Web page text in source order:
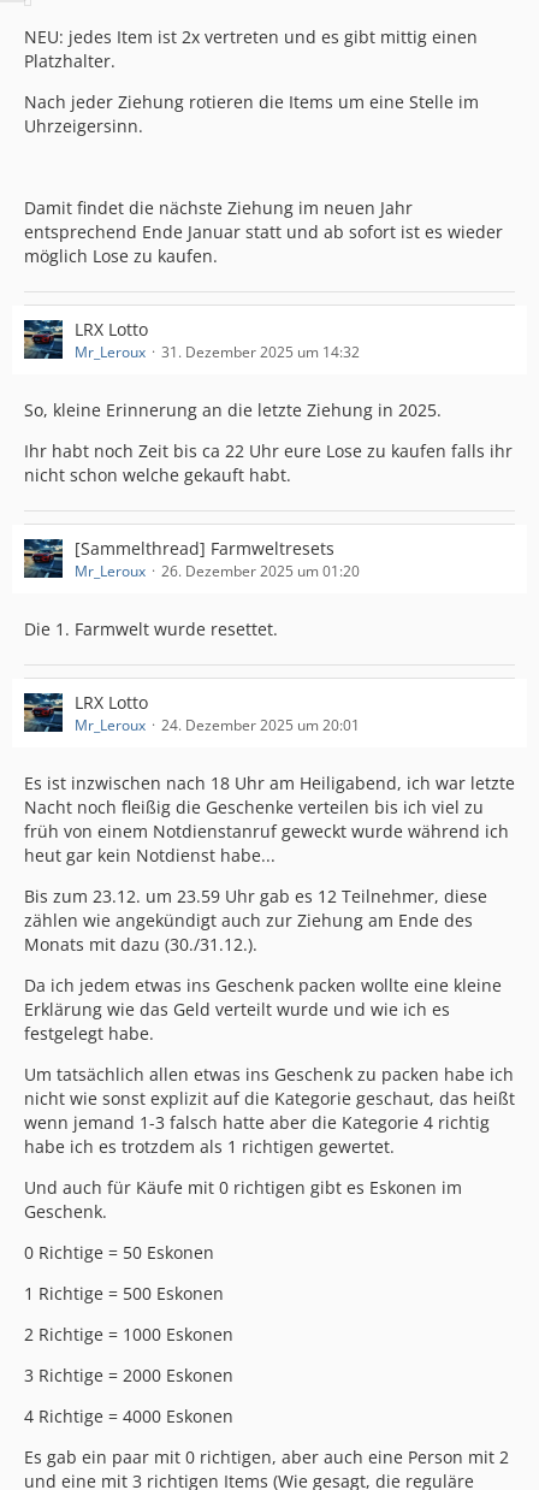
NEU: jedes Item ist 2x vertreten und es gibt mittig einen
Platzhalter.
Nach jeder Ziehung rotieren die Items um eine Stelle im
Uhrzeigersinn.
Damit findet die nächste Ziehung im neuen Jahr
entsprechend Ende Januar statt und ab sofort ist es wieder
möglich Lose zu kaufen.
LRX Lotto
Mr_Leroux 31. Dezember 2025 um 14:32
So, kleine Erinnerung an die letzte Ziehung in 2025.
Ihr habt noch Zeit bis ca 22 Uhr eure Lose zu kaufen falls ihr
nicht schon welche gekauft habt.
[Sammelthread] Farmweltresets
Mr_Leroux 26. Dezember 2025 um 01:20
Die 1. Farmwelt wurde resettet.
LRX Lotto
Mr_Leroux 24. Dezember 2025 um 20:01
Es ist inzwischen nach 18 Uhr am Heiligabend, ich war letzte
Nacht noch fleißig die Geschenke verteilen bis ich viel zu
früh von einem Notdienstanruf geweckt wurde während ich
heut gar kein Notdienst habe...
Bis zum 23.12. um 23.59 Uhr gab es 12 Teilnehmer, diese
zählen wie angekündigt auch zur Ziehung am Ende des
Monats mit dazu (30./31.12.).
Da ich jedem etwas ins Geschenk packen wollte eine kleine
Erklärung wie das Geld verteilt wurde und wie ich es
festgelegt habe.
Um tatsächlich allen etwas ins Geschenk zu packen habe ich
nicht wie sonst explizit auf die Kategorie geschaut, das heißt
wenn jemand 1-3 falsch hatte aber die Kategorie 4 richtig
habe ich es trotzdem als 1 richtigen gewertet.
Und auch für Käufe mit 0 richtigen gibt es Eskonen im
Geschenk.
0 Richtige = 50 Eskonen
1 Richtige = 500 Eskonen
2 Richtige = 1000 Eskonen
3 Richtige = 2000 Eskonen
4 Richtige = 4000 Eskonen
Es gab ein paar mit 0 richtigen, aber auch eine Person mit 2
und eine mit 3 richtigen Items (Wie gesagt, die reguläre